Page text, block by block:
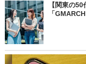
【関東の
「